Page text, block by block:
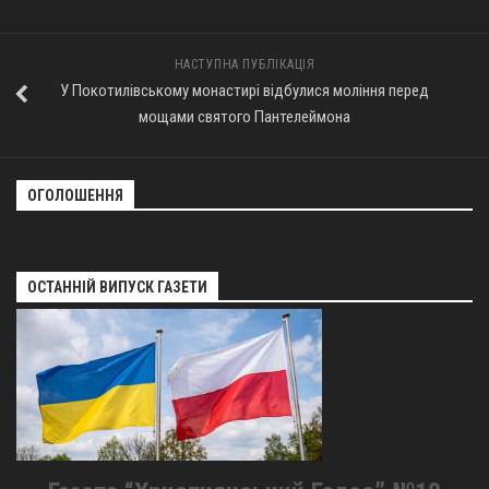
НАСТУПНА ПУБЛІКАЦІЯ
У Покотилівському монастирі відбулися моління перед
мощами святого Пантелеймона
ОГОЛОШЕННЯ
ОСТАННІЙ ВИПУСК ГАЗЕТИ